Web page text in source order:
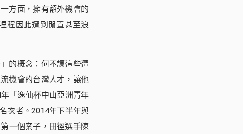
方面，擁有額外機會的
程因此遭到閒置甚至浪
的概念：何不讓這些遭
機會的台灣人才，讓他
「逸仙杯中山亞洲青年
次者。2014年下半年與
一個案子，田徑選手陳